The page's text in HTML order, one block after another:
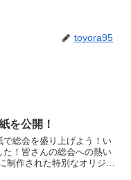
toyora95
を公開！
総会を盛り上げよう！い
！皆さんの総会への熱い
制作された特別なオリジナ